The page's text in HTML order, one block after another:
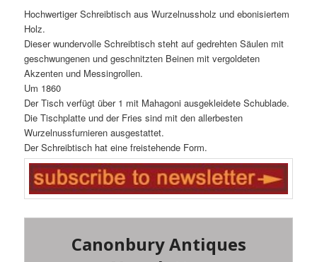
Hochwertiger Schreibtisch aus Wurzelnussholz und ebonisiertem
Holz.
Dieser wundervolle Schreibtisch steht auf gedrehten Säulen mit
geschwungenen und geschnitzten Beinen mit vergoldeten
Akzenten und Messingrollen.
Um 1860
Der Tisch verfügt über 1 mit Mahagoni ausgekleidete Schublade.
Die Tischplatte und der Fries sind mit den allerbesten
Wurzelnussfurnieren ausgestattet.
Der Schreibtisch hat eine freistehende Form.